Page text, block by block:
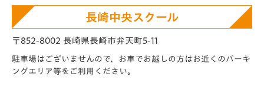
長崎中央スクール
〒852-8002 長崎県長崎市弁天町5-11
駐車場はございませんので、お車でお越しの方はお近くのパーキ
ングエリア等をご利用ください。